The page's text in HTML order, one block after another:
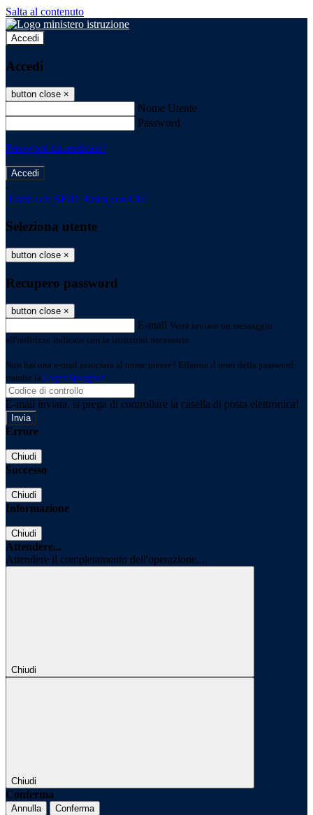
Salta al contenuto
Accedi
Accedi
button close ×
Nome Utente
Password
Password dimenticata?
-
Entra con SPID Entra con CIE
Seleziona utente
button close ×
Recupero password
button close ×
E-mail Verrà inviato un messaggio
all'indirizzo indicato con le istruzioni necessarie.
Non hai una e-mail associata al nome utente? Effettua il reset della password
tramite la Login Spaggiari
E-mail inviata, si prega di controllare la casella di posta elettronica!
Errore
Chiudi
Successo
Chiudi
Informazione
Chiudi
Attendere...
Attendere il completamento dell'operazione...
Chiudi
Chiudi
Conferma
Annulla Conferma